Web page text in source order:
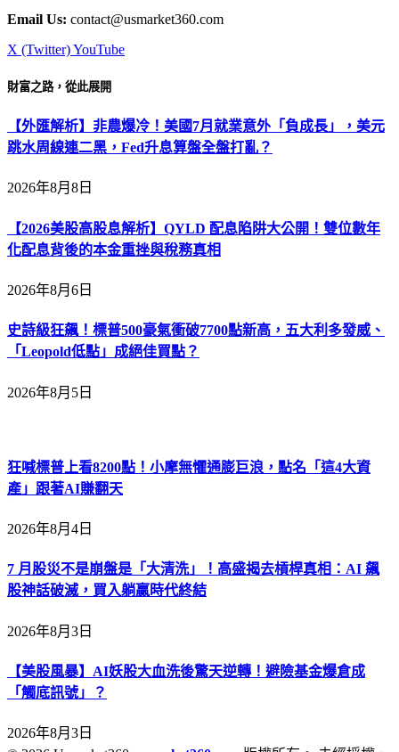
Email Us: contact@usmarket360.com
X (Twitter)YouTube
財富之路，從此展開
【外匯解析】非農爆冷！美國7月就業意外「負成長」，美元
跳水周線連二黑，Fed升息算盤全盤打亂？
2026年8月8日
【2026美股高股息解析】QYLD 配息陷阱大公開！雙位數年
化配息背後的本金重挫與稅務真相
2026年8月6日
史詩級狂飆！標普500豪氣衝破7700點新高，五大利多發威、
「Leopold低點」成絕佳買點？
2026年8月5日
狂喊標普上看8200點！小摩無懼通膨巨浪，點名「這4大資
產」跟著AI賺翻天
2026年8月4日
7 月股災不是崩盤是「大清洗」！高盛揭去槓桿真相：AI 飆
股神話破滅，買入躺贏時代終結
2026年8月3日
【美股風暴】AI妖股大血洗後驚天逆轉！避險基金爆倉成
「觸底訊號」？
2026年8月3日